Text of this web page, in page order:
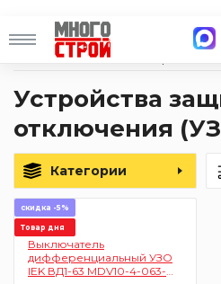
Главная
Каталог
Устройства
отключения
Категории
скидка -5%
Товар дня
Выключатель
дифференциальный УЗО
IEK ВД1-63 MDV10-4-063-